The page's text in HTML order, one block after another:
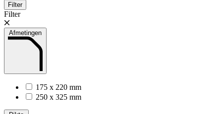
Filter
Filter
Afmetingen
175 x 220 mm
250 x 325 mm